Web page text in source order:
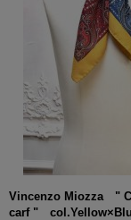
Vincenzo Miozza "
carf "